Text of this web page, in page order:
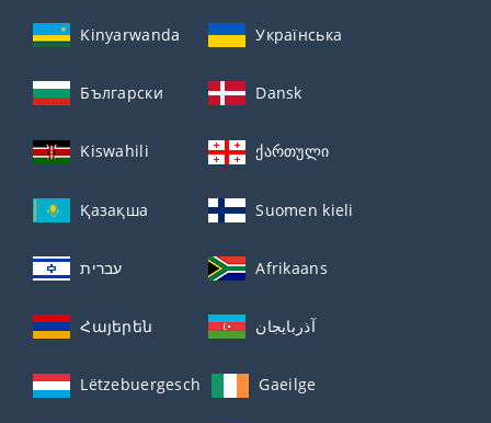
Kinyarwanda Українська
Български Dansk
Kiswahili ქართული
Қазақша Suomen kieli
עברית Afrikaans
Հայերեն آذربايجان
Lëtzebuergesch Gaeilge